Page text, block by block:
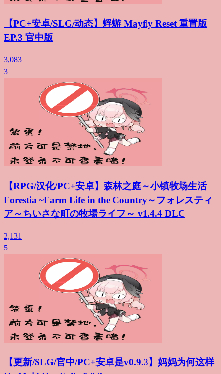
【PC+安卓/SLG/动态】蜉蝣 Mayfly Reset 重置版
EP.3 官中版
3,083
3
【RPG/汉化/PC+安卓】森林之庭～小镇牧场生活
Forestia ~Farm Life in the Country～フォレスティ
ア～ちいさな町の牧場ライフ～ v1.4.4 DLC
2,131
5
【更新/SLG/官中/PC+安卓是v0.9.3】妈妈为何这样